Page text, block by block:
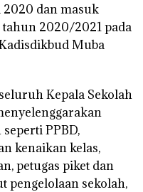
2020 dan masuk
2020/2021 pada
Muba
Kepala Sekolah
PPBD,
kenaikan kelas,
petugas piket dan
pengelolaan sekolah,